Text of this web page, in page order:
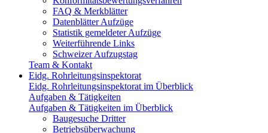
FAQ & Merkblätter
Datenblätter Aufzüge
Statistik gemeldeter Aufzüge
Weiterführende Links
Schweizer Aufzugstag
Team & Kontakt
Eidg. Rohrleitungsinspektorat
Eidg. Rohrleitungsinspektorat im Überblick
Aufgaben & Tätigkeiten
Aufgaben & Tätigkeiten im Überblick
Baugesuche Dritter
Betriebsüberwachung